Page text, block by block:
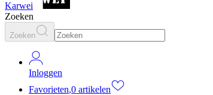
Karwei
Zoeken
Zoeken
Inloggen
Favorieten,0 artikelen